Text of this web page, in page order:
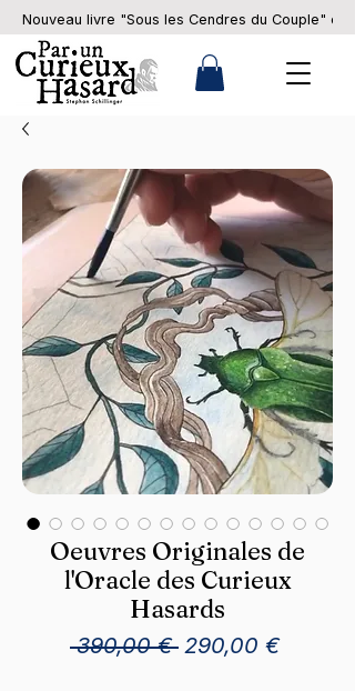
Nouveau livre "Sous les Cendres du Couple" en
Oeuvres Originales de
l'Oracle des Curieux
Hasards
390,00 € Prix
290,00 €Prix